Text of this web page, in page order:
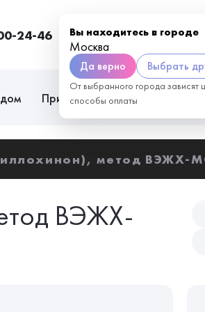
24-46 Вы находитесь в городе
Москва
Да верно Выбрать
От выбранного города зависят
способы оплаты
Москва
Приём врачей
метод ВЭЖХ-
ВЭЖХ-